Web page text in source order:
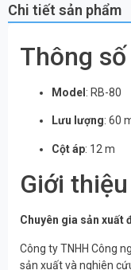
Chi tiết sản phẩm
Thông
Model : RB-80
Lưu lượng: 60
Cột áp: 12 m
Giới
Chuyên gia sản xuất
Công ty TNHH Công
sản xuất và nghiên